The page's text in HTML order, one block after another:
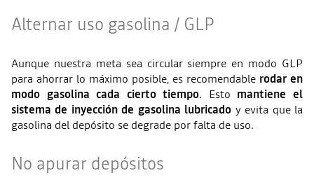
Alternar uso gasolina / GLP
Aunque nuestra meta sea circular siempre en modo GLP
para ahorrar lo máximo posible, es recomendable rodar en
modo gasolina cada cierto tiempo. Esto mantiene el
sistema de inyección de gasolina lubricado y evita que la
gasolina del depósito se degrade por falta de uso.
No apurar depósitos